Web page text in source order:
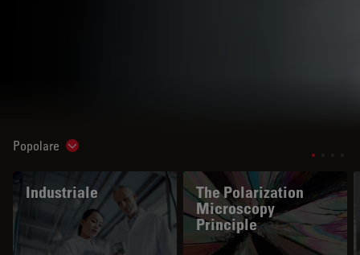
Popolare Show subnavigation
Industriale
The Polarization
Microscopy
Principle